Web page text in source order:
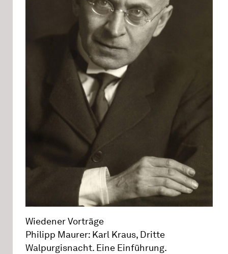
Wiedener Vorträge
Philipp Maurer: Karl Kraus, Dritte
Walpurgisnacht. Eine Einführung.